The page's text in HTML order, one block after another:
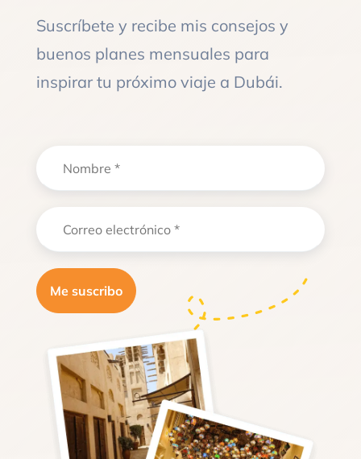
Suscríbete y recibe mis consejos y
buenos planes mensuales para
inspirar tu próximo viaje a Dubái.